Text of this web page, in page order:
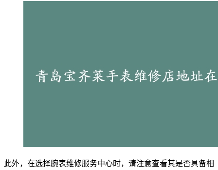
此外，在选择腕表维修服务中心时，请注意查看其是否具备相